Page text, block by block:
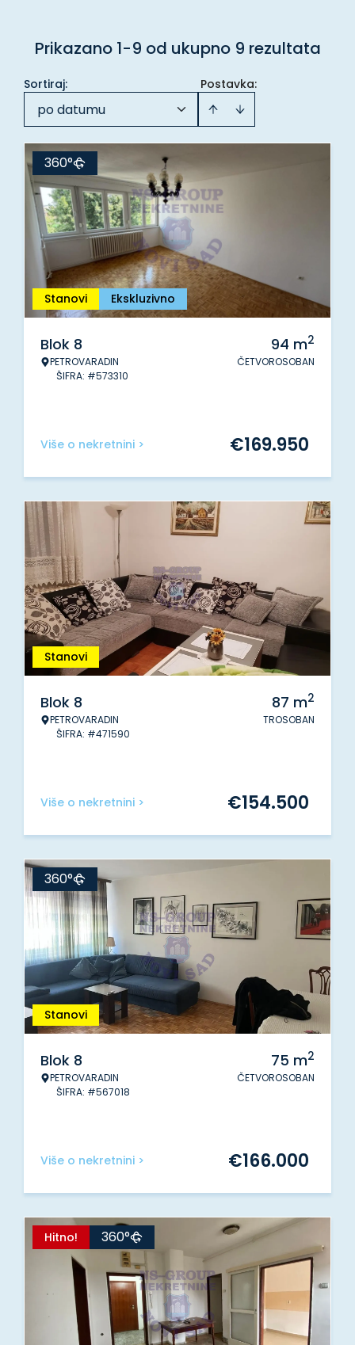
Prikazano 1-9 od ukupno 9 rezultata
Postavka:
Sortiraj:
po datumu
Stanovi Ekskluzivno
360°
Blok 8
PETROVARADIN
ŠIFRA: #573310
94 m2
ČETVOROSOBAN
Više o nekretnini > €169.950
Stanovi
Blok 8
PETROVARADIN
ŠIFRA: #471590
87 m2
TROSOBAN
Više o nekretnini > €154.500
Stanovi
360°
Blok 8
PETROVARADIN
ŠIFRA: #567018
75 m2
ČETVOROSOBAN
Više o nekretnini > €166.000
Hitno! 360°